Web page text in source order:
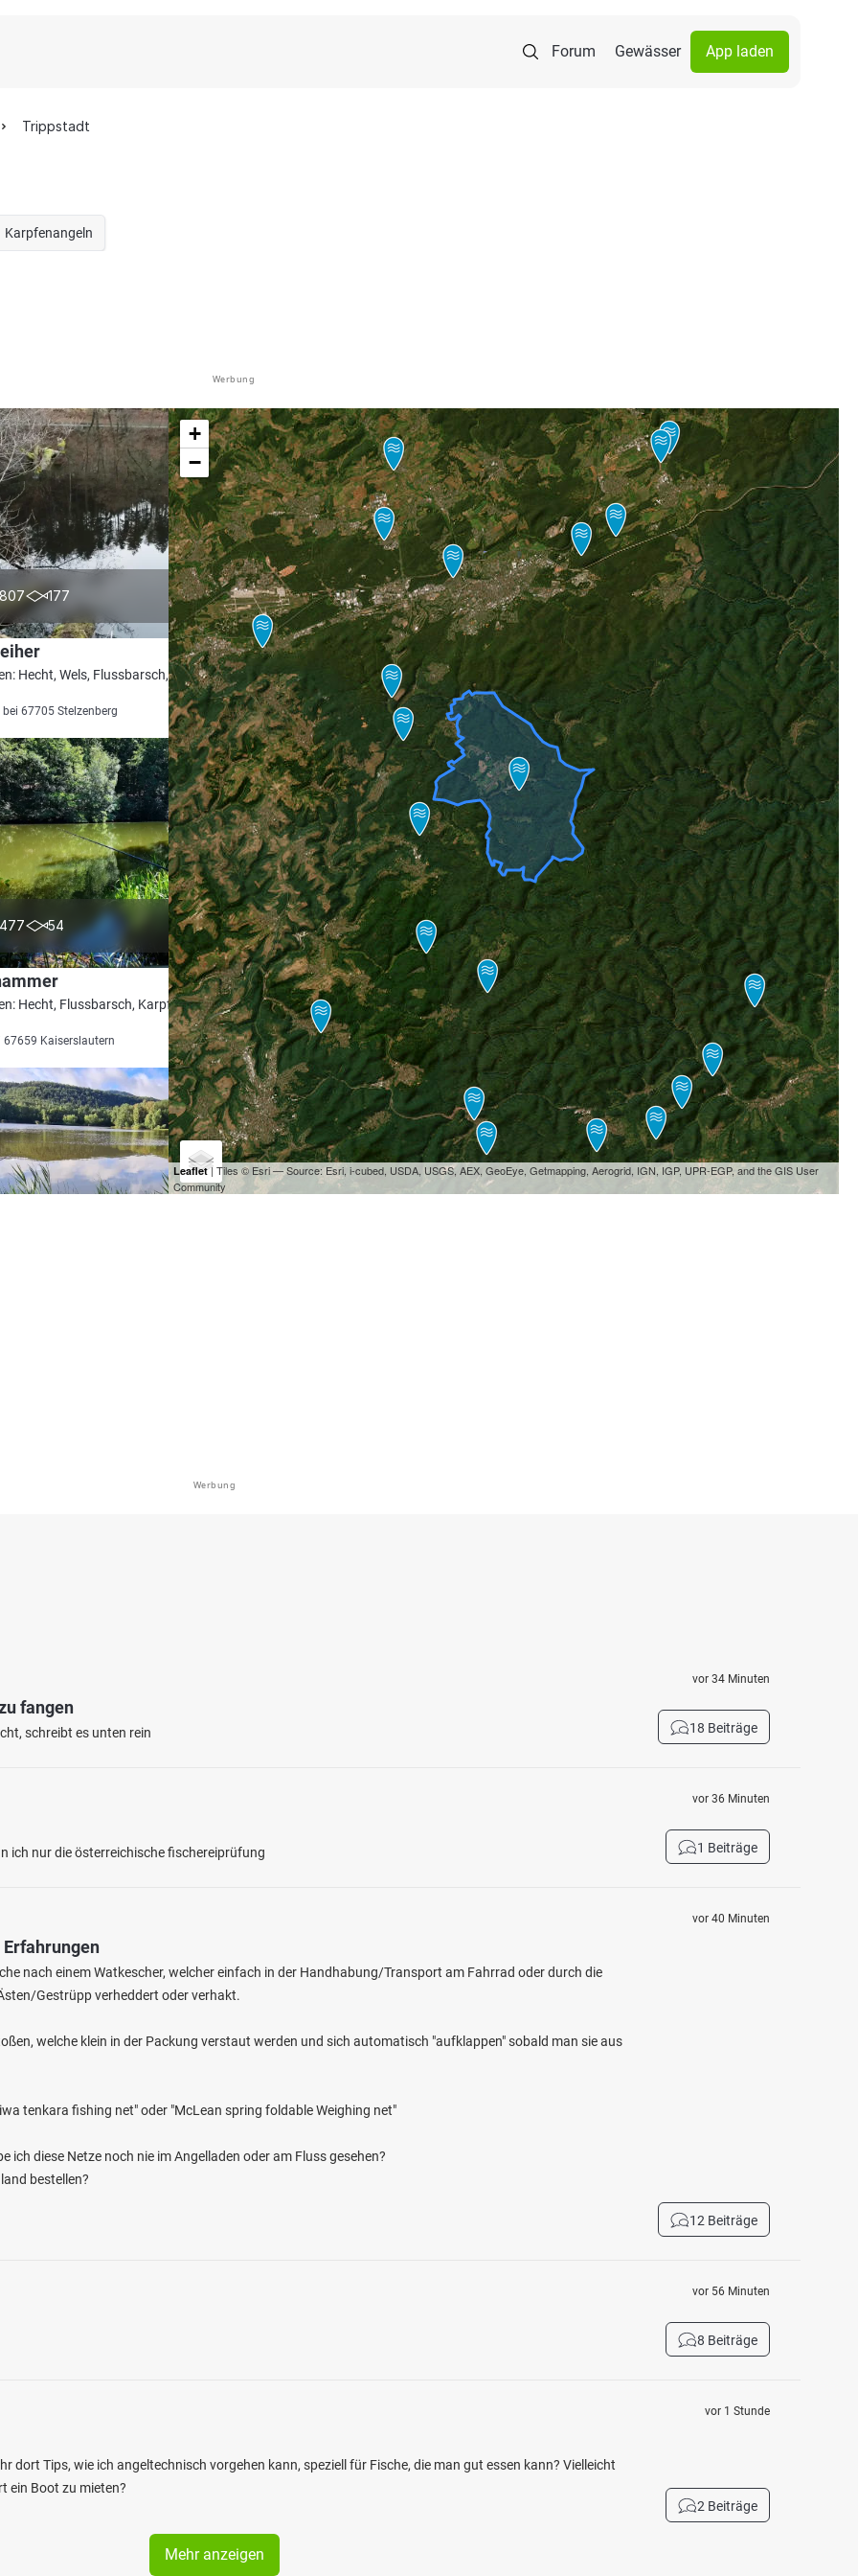
Forum Gewässer App laden
Trippstadt
Karpfenangeln
Werbung
807 177 4.0
Hecht, Wels, Flussbarsch, Brachse,
bei 67705 Stelzenberg
477 54 4.4
Hecht, Flussbarsch, Karpfen, Schleie,
67659 Kaiserslautern
Enkenbach
+
−
Leaflet| Tiles © Esri — Source: Esri, i-cubed, USDA, USGS, AEX, GeoEye, Getmapping, Aerogrid, IGN, IGP, UPR-EGP, and the GIS User
Community
Werbung
fangen
schreibt es unten rein
vor 34 Minuten
18 Beiträge
ich nur die österreichische fischereiprüfung
vor 36 Minuten
1 Beiträge
nach einem Watkescher, welcher einfach in der Handhabung/Transport am Fahrrad oder durch die
Gestrüpp verheddert oder verhakt.
welche klein in der Packung verstaut werden und sich automatisch "aufklappen" sobald man sie aus
tenkara fishing net" oder "McLean spring foldable Weighing net"
ich diese Netze noch nie im Angelladen oder am Fluss gesehen?
bestellen?
vor 40 Minuten
12 Beiträge
vor 56 Minuten
8 Beiträge
dort Tips, wie ich angeltechnisch vorgehen kann, speziell für Fische, die man gut essen kann? Vielleicht
ein Boot zu mieten?
vor 1 Stunde
2 Beiträge
Mehr anzeigen